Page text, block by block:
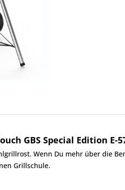
GBS Special Edition E-
Wenn Du mehr über die
Grillschule.